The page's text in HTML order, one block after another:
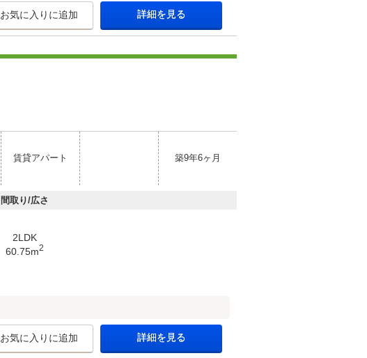
お気に入りに追加 詳細を見る
賃貸アパート 築9年6ヶ月
間取り/広さ
2LDK
60.75m2
お気に入りに追加 詳細を見る